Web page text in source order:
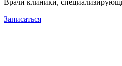
Врачи клиники,
Записаться